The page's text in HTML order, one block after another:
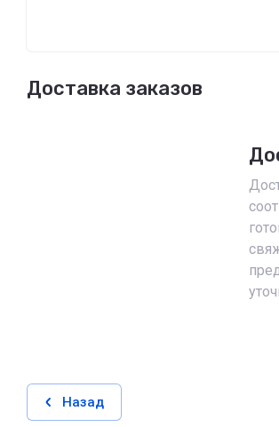
Доставка заказов
Назад